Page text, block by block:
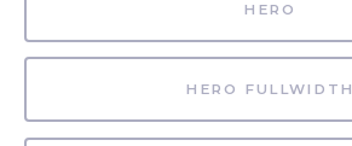
HERO
HERO FULLWIDTH